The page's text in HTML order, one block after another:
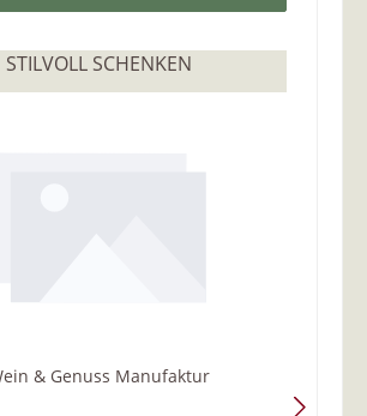
STILVOLL SCHENKEN
& Genuss Manufaktur